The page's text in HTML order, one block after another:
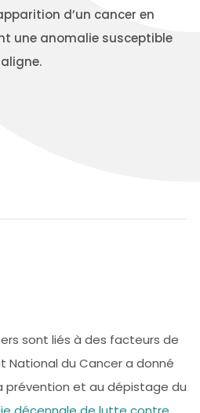
d’un cancer en
une anomalie susceptible
sont liés à des facteurs de
National du Cancer a donné
prévention et au dépistage du